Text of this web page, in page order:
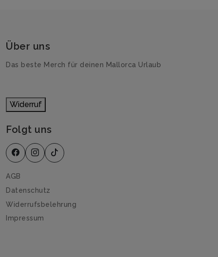
Über uns
Das beste Merch für deinen Mallorca Urlaub
Widerruf
Folgt uns
AGB
Datenschutz
Widerrufsbelehrung
Impressum